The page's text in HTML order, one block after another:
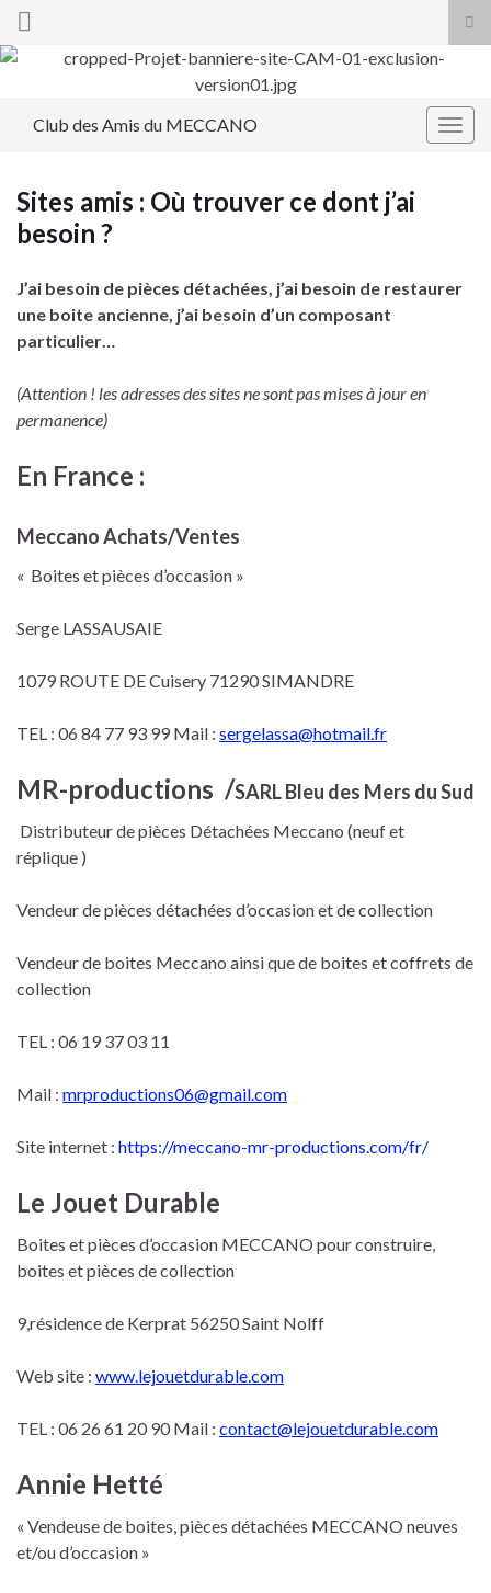
Search for:
Club des Amis du MECCANO
Sites amis : Où trouver ce dont j’ai
besoin ?
J’ai besoin de pièces détachées, j’ai besoin de restaurer
une boite ancienne, j’ai besoin d’un composant
particulier…
(Attention ! les adresses des sites ne sont pas mises à jour en
permanence)
En France :
Meccano Achats/Ventes
« Boites et pièces d’occasion »
Serge LASSAUSAIE
1079 ROUTE DE Cuisery 71290 SIMANDRE
TEL : 06 84 77 93 99 Mail : sergelassa@hotmail.fr
MR-productions /SARL Bleu des Mers du Sud
Distributeur de pièces Détachées Meccano (neuf et
réplique )
Vendeur de pièces détachées d’occasion et de collection
Vendeur de boites Meccano ainsi que de boites et coffrets de
collection
TEL : 06 19 37 03 11
Mail : mrproductions06@gmail.com
Site internet : https://meccano-mr-productions.com/fr/
Le Jouet Durable
Boites et pièces d’occasion MECCANO pour construire,
boites et pièces de collection
9,résidence de Kerprat 56250 Saint Nolff
Web site : www.lejouetdurable.com
TEL : 06 26 61 20 90 Mail : contact@lejouetdurable.com
Annie Hetté
« Vendeuse de boites, pièces détachées MECCANO neuves
et/ou d’occasion »